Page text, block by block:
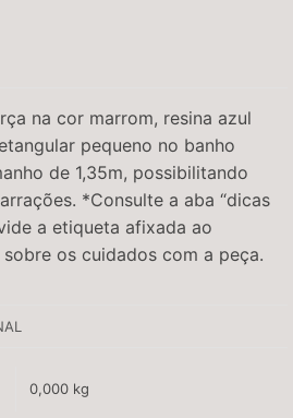
na cor marrom, resina azul
pequeno no banho
de 1,35m, possibilitando
*Consulte a aba “dicas
a etiqueta afixada ao
os cuidados com a peça.
0,000 kg